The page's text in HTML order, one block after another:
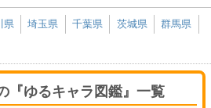
県 埼玉県 千葉県 茨城県
群馬県
『ゆるキャラ図鑑』一覧